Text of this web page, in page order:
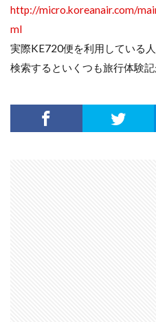
http://micro.koreanair.com/
ml
実際KE720便を利用している
検索するといくつも旅行体験記